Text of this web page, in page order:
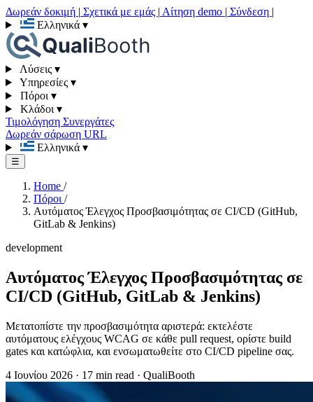
Δωρεάν δοκιμή | Σχετικά με εμάς | Αίτηση demo | Σύνδεση |
Ελληνικά ▾
Λύσεις ▾
Υπηρεσίες ▾
Πόροι ▾
Κλάδοι ▾
Τιμολόγηση Συνεργάτες
Δωρεάν σάρωση URL
Ελληνικά ▾
☰
Home /
Πόροι /
Αυτόματος Έλεγχος Προσβασιμότητας σε CI/CD (GitHub,
GitLab & Jenkins)
development
Αυτόματος Έλεγχος Προσβασιμότητας σε
CI/CD (GitHub, GitLab & Jenkins)
Μετατοπίστε την προσβασιμότητα αριστερά: εκτελέστε
αυτόματους ελέγχους WCAG σε κάθε pull request, ορίστε build
gates και κατώφλια, και ενσωματωθείτε στο CI/CD pipeline σας.
4 Ιουνίου 2026 · 17 min read · QualiBooth